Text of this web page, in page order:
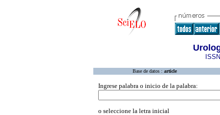
Base de datos : article
Ingrese palabra o inicio de la palabra:
o seleccione la letra inicial